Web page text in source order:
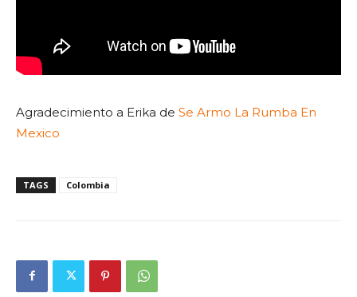
Agradecimiento a Erika de Se Armo La Rumba En
Mexico
TAGS Colombia